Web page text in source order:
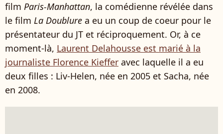
film Paris-Manhattan, la comédienne révélée dans
le film La Doublure a eu un coup de coeur pour le
présentateur du JT et réciproquement. Or, à ce
moment-là, Laurent Delahousse est marié à la
journaliste Florence Kieffer avec laquelle il a eu
deux filles : Liv-Helen, née en 2005 et Sacha, née
en 2008.